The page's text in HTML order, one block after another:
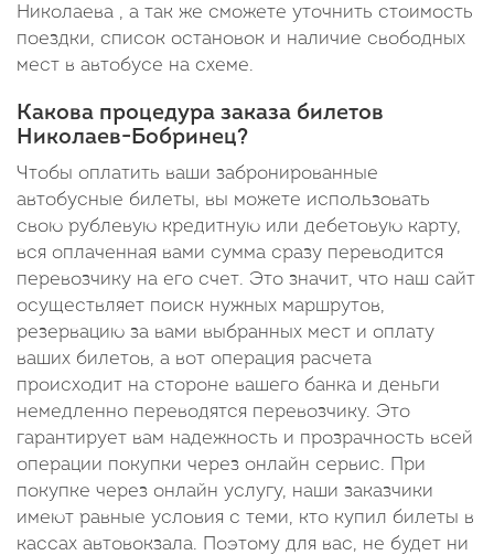
Николаева , а так же сможете уточнить стоимость
поездки, список остановок и наличие свободных
мест в автобусе на схеме.
Какова процедура заказа билетов
Николаев-Бобринец?
Чтобы оплатить ваши забронированные
автобусные билеты, вы можете использовать
свою рублевую кредитную или дебетовую карту,
вся оплаченная вами сумма сразу переводится
перевозчику на его счет. Это значит, что наш сайт
осуществляет поиск нужных маршрутов,
резервацию за вами выбранных мест и оплату
ваших билетов, а вот операция расчета
происходит на стороне вашего банка и деньги
немедленно переводятся перевозчику. Это
гарантирует вам надежность и прозрачность всей
операции покупки через онлайн сервис. При
покупке через онлайн услугу, наши заказчики
имеют равные условия с теми, кто купил билеты в
кассах автовокзала. Поэтому для вас, не будет ни